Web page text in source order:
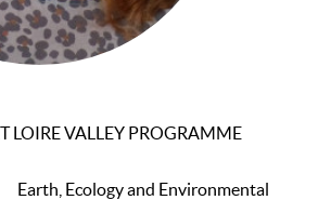
LOIRE VALLEY PROGRAMME
Earth, Ecology and Environmental